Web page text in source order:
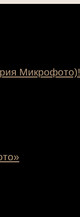
Микрофото)!